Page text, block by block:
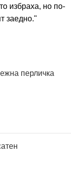
избраха, но по-
заедно."
перличка